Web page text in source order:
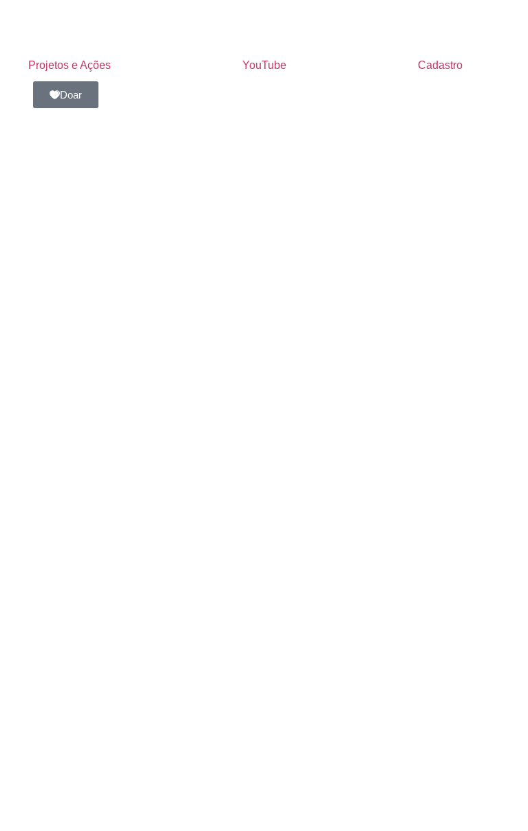
Projetos e Ações YouTube Cadastro
Doar